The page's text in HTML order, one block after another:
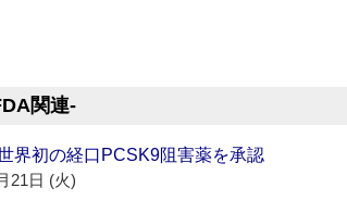
関連‐
界初の経口PCSK9阻害薬を承認
21日 (火)